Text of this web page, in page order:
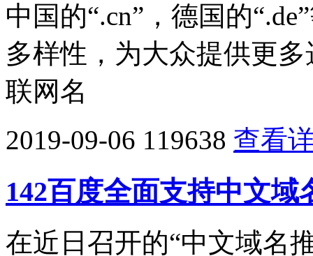
中国的“.cn”，德国的
多样性，为大众提供更
联网名
2019-09-06 119638 查看
142百度全面支持中文
在近日召开的“中文域名